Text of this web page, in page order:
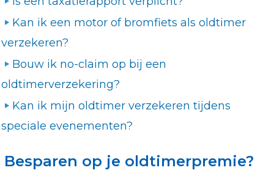
Kan ik een motor of bromfiets als oldtimer
verzekeren?
Bouw ik no-claim op bij een
oldtimerverzekering?
Kan ik mijn oldtimer verzekeren tijdens
speciale evenementen?
Besparen op je oldtimerpremie?